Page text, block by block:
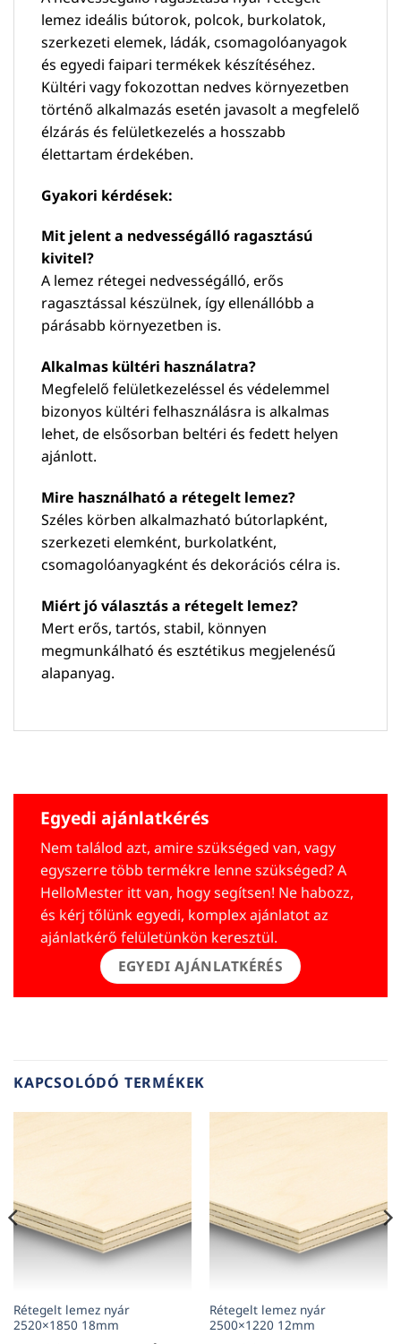
lemez ideális bútorok, polcok, burkolatok,
szerkezeti elemek, ládák, csomagolóanyagok
és egyedi faipari termékek készítéséhez.
Kültéri vagy fokozottan nedves környezetben
történő alkalmazás esetén javasolt a megfelelő
élzárás és felületkezelés a hosszabb
élettartam érdekében.
Gyakori kérdések:
Mit jelent a nedvességálló ragasztású
kivitel?
A lemez rétegei nedvességálló, erős
ragasztással készülnek, így ellenállóbb a
párásabb környezetben is.
Alkalmas kültéri használatra?
Megfelelő felületkezeléssel és védelemmel
bizonyos kültéri felhasználásra is alkalmas
lehet, de elsősorban beltéri és fedett helyen
ajánlott.
Mire használható a rétegelt lemez?
Széles körben alkalmazható bútorlapként,
szerkezeti elemként, burkolatként,
csomagolóanyagként és dekorációs célra is.
Miért jó választás a rétegelt lemez?
Mert erős, tartós, stabil, könnyen
megmunkálható és esztétikus megjelenésű
alapanyag.
Egyedi ajánlatkérés
Nem találod azt, amire szükséged van, vagy
egyszerre több termékre lenne szükséged? A
HelloMester itt van, hogy segítsen! Ne habozz,
és kérj tőlünk egyedi, komplex ajánlatot az
ajánlatkérő felületünkön keresztül.
EGYEDI AJÁNLATKÉRÉS
KAPCSOLÓDÓ TERMÉKEK
Rétegelt lemez nyár
2520×1850 18mm
Rétegelt lemez nyár
2500×1220 12mm